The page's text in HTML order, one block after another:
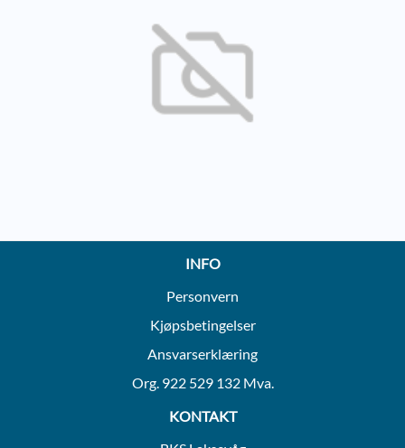
INFO
Personvern
Kjøpsbetingelser
Ansvarserklæring
Org. 922 529 132 Mva.
KONTAKT